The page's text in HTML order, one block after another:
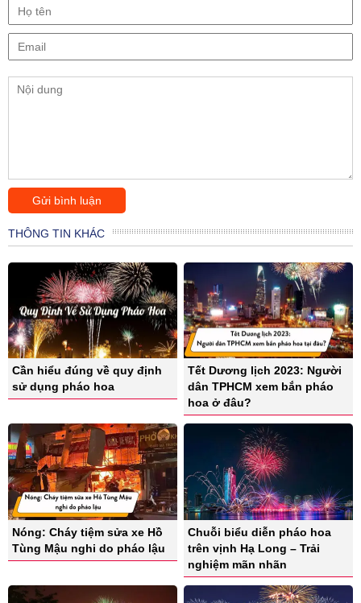
THÔNG TIN KHÁC
Cần hiểu đúng về quy định
sử dụng pháo hoa
Tết Dương lịch 2023: Người
dân TPHCM xem bắn pháo
hoa ở đâu?
Nóng: Cháy tiệm sửa xe Hồ
Tùng Mậu nghi do pháo lậu
Chuỗi biểu diễn pháo hoa
trên vịnh Hạ Long – Trải
nghiệm mãn nhãn